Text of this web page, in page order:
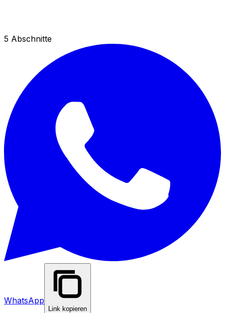
5 Abschnitte
WhatsApp
Link kopieren